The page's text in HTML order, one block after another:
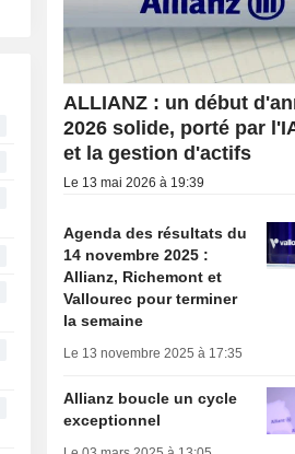
ALLIANZ : un début
2026 solide, porté par
et la gestion d'actifs
Le 13 mai 2026 à 19:39
Agenda des résultats du
14 novembre 2025 :
Allianz, Richemont et
Vallourec pour terminer
la semaine
Le 13 novembre 2025 à 17:35
Allianz boucle un cycle
exceptionnel